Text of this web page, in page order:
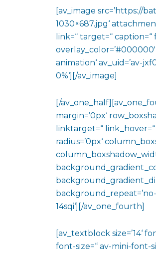
[av_image src=’https://
1030×687.jpg‘
link=“ target=“ caption=“
animation‘ av_uid=’av-
0%‘][/av_image]
[/
margin=’0px‘
linktarget=“
radius=’0px‘
14sqi‘][/av_one_fourth]
[av_textblock size=’14‘
font-size=“ av-mini-font-